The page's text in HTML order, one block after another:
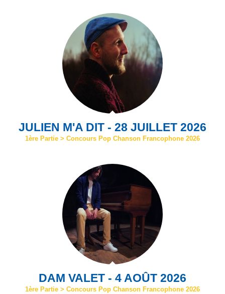
JULIEN M'A DIT - 28 JUILLET 2026
1ère Partie > Concours Pop Chanson Francophone 2026
DAM VALET - 4 AOÛT 2026
1ère Partie > Concours Pop Chanson Francophone 2026